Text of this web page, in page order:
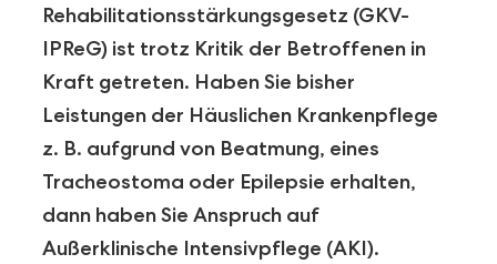
Rehabilitationsstärkungsgesetz (GKV-
IPReG) ist trotz Kritik der Betroffenen in
Kraft getreten. Haben Sie bisher
Leistungen der Häuslichen Krankenpflege
z. B. aufgrund von Beatmung, eines
Tracheostoma oder Epilepsie erhalten,
dann haben Sie Anspruch auf
Außerklinische Intensivpflege (AKI).